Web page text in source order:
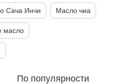
Сача Инчи Масло чиа
масло
По популярности